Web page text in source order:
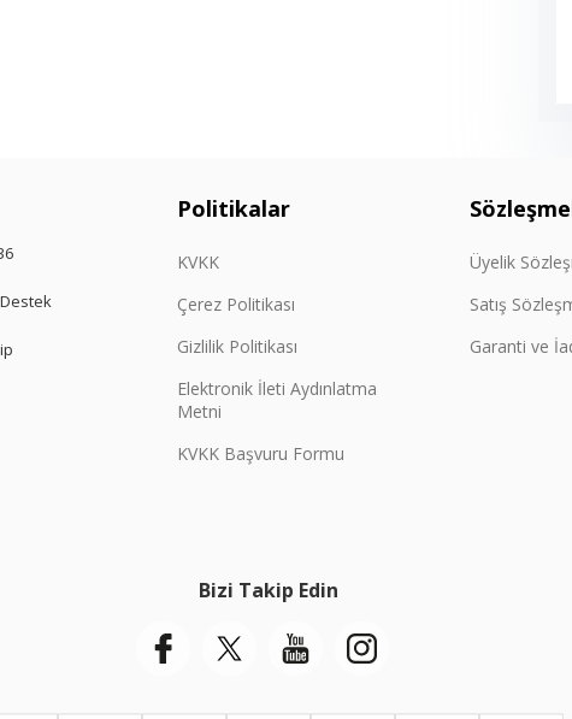
Politikalar
KVKK
Çerez Politikası
Gizlilik Politikası
Elektronik İleti Aydınlatma
Metni
KVKK Başvuru Formu
Üyelik
Satış
Garanti ve
Bizi Takip Edin